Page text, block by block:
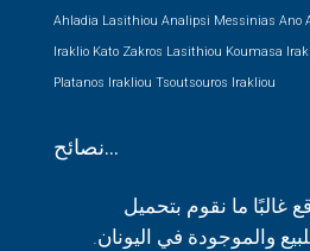
Ahladia Lasithiou Analipsi Messinias Ano
Iraklio Kato Zakros Lasithiou Koumasa
Platanos Irakliou Tsoutsouros Irakliou
نصائح…
غالبًا ما نقوم بتحميل
والموجودة في اليونان.